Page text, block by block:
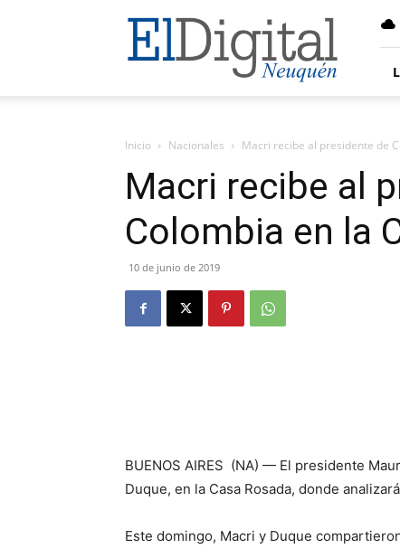
El
Digital
Neuquen
Inicio Nacionales Macri recibe al presidente de
Macri recibe al
Colombia en la
10 de junio de 2019
BUENOS AIRES (NA) — El presidente
Duque, en la Casa Rosada, donde
Este domingo, Macri y Duque